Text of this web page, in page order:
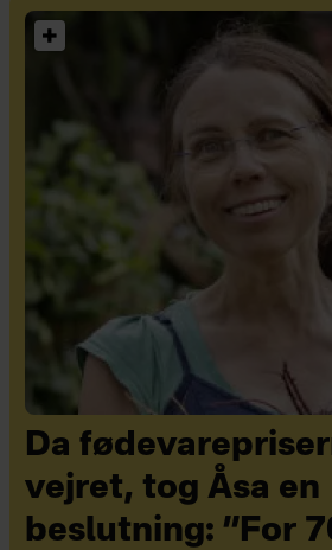
Da
vejret, tog Åsa en
beslutning: ”For